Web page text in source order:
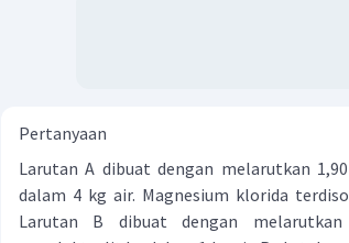
Pertanyaan
Larutan A dibuat dengan melarutkan
dalam 4 kg air. Magnesium klorida
Larutan B dibuat dengan